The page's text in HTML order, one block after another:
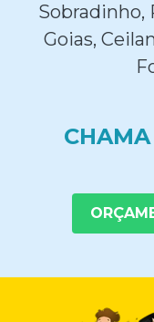
Sobradinho,
Goias,